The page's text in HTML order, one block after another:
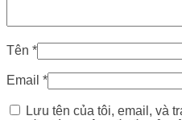
Tên *
Email *
Lưu tên của tôi, email, và